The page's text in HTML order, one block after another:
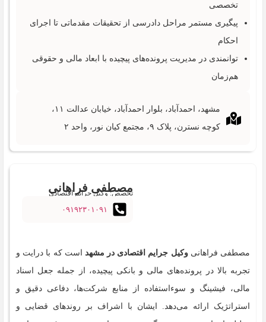
تخصصی
پیگیری مستمر مراحل دادرسی از تحقیقات مقدماتی تا اجرای
احکام
توانمندی در مدیریت پرونده‌های پیچیده با ابعاد مالی و حقوقی
هم‌زمان
مشهد، احمدآباد، بلوار احمدآباد، خیابان عدالت ۱۱،
کوچه نسترن، پلاک ۹، مجتمع کیان نور، واحد ۲
مصطفی فراهانی
تخصص: وکیل جرایم اقتصادی
۰۹۱۹۲۳۰۱۰۹۱
مصطفی فراهانیوکیل جرایم اقتصادی در مشهد است که با درایت و
تجربه بالا در پرونده‌های مالی و بانکی پیچیده، از جمله جعل اسناد
مالی، فیشینگ و سوءاستفاده از منابع شرکت‌ها، دفاعی دقیق و
استراتژیک ارائه می‌دهد. ایشان با اشراف بر روندهای قضایی و